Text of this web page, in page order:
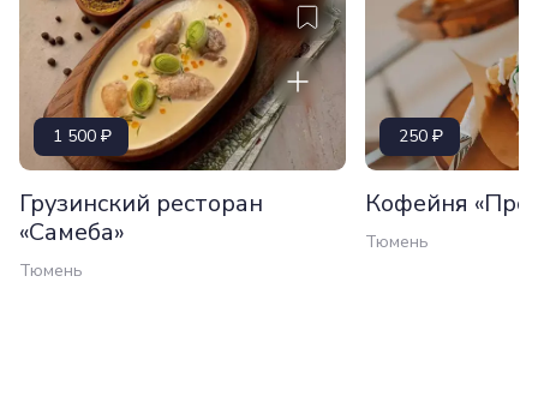
1 500
Грузинский ресторан
«Самеба»
Тюмень
250
Кофейня
Тюмень